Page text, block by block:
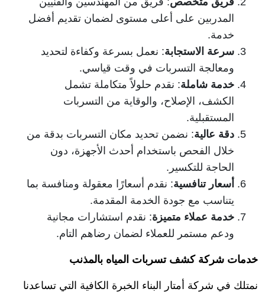
المدربين على أعلى مستوى لضمان تقديم أفضل
خدمة.
سرعة الاستجابة: نعمل بسرعة وكفاءة لتحديد
ومعالجة التسربات في وقت قياسي.
خدمة شاملة: نقدم حلولاً متكاملة تشمل
الكشف، الإصلاح، والوقاية من التسربات
المستقبلية.
دقة عالية: نضمن تحديد مكان التسربات بدقة من
خلال الفحص باستخدام أحدث الأجهزة، دون
الحاجة للتكسير.
أسعار تنافسية: نقدم أسعارًا معقولة ومنافسة بما
يتناسب مع جودة الخدمة المقدمة.
خدمة عملاء متميزة: نقدم استشارات مجانية
ودعم مستمر للعملاء لضمان رضاهم التام.
خدمات شركة كشف تسربات المياه بالمذنب
نمتلك في شركة أمتار البناء الخبرة الكافية التي تساعدنا